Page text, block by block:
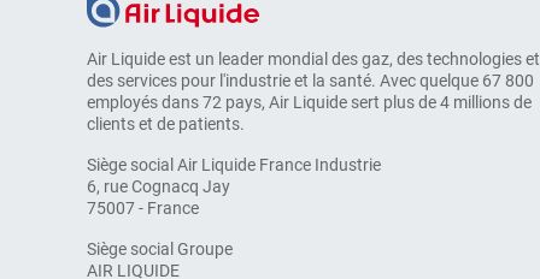
Air Liquide est un leader mondial des gaz, des technologies et
des services pour l'industrie et la santé. Avec quelque 67 800
employés dans 72 pays, Air Liquide sert plus de 4 millions de
clients et de patients.
Siège social Air Liquide France Industrie
6, rue Cognacq Jay
75007 - France
Siège social Groupe
AIR LIQUIDE